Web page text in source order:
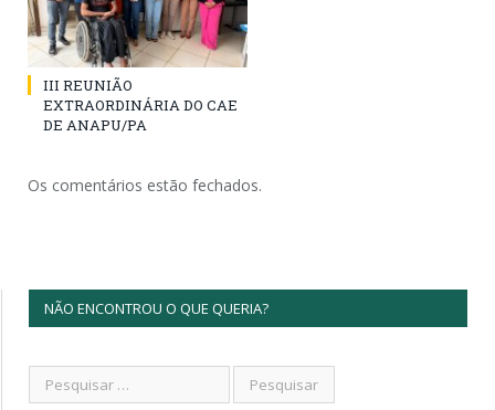
III REUNIÃO
EXTRAORDINÁRIA DO CAE
DE ANAPU/PA
Os comentários estão fechados.
NÃO ENCONTROU O QUE QUERIA?